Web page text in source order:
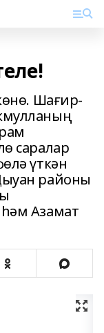
Шағир-
саралар
үткән
районы
Азамат